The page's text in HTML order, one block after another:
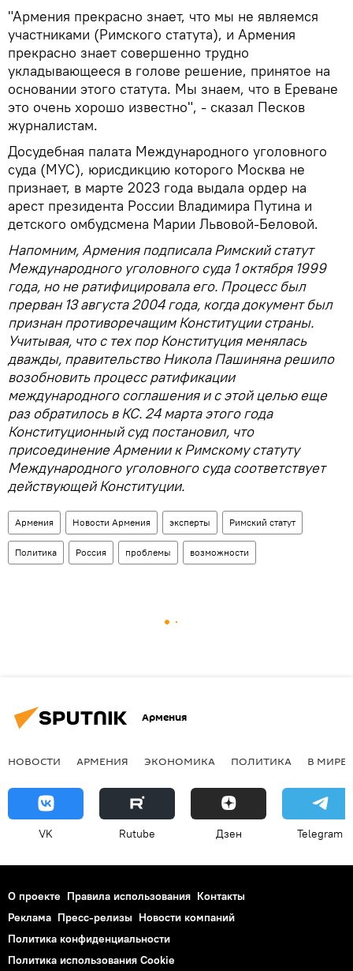
"Армения прекрасно знает, что мы не являемся
участниками (Римского статута), и Армения
прекрасно знает совершенно трудно
укладывающееся в голове решение, принятое на
основании этого статута. Мы знаем, что в Ереване
это очень хорошо известно", - сказал Песков
журналистам.
Досудебная палата Международного уголовного
суда (МУС), юрисдикцию которого Москва не
признает, в марте 2023 года выдала ордер на
арест президента России Владимира Путина и
детского омбудсмена Марии Львовой-Беловой.
Напомним, Армения подписала Римский статут
Международного уголовного суда 1 октября 1999
года, но не ратифицировала его. Процесс был
прерван 13 августа 2004 года, когда документ был
признан противоречащим Конституции страны.
Учитывая, что с тех пор Конституция менялась
дважды, правительство Никола Пашиняна решило
возобновить процесс ратификации
международного соглашения и с этой целью еще
раз обратилось в КС. 24 марта этого года
Конституционный суд постановил, что
присоединение Армении к Римскому статуту
Международного уголовного суда соответствует
действующей Конституции.
Армения Новости Армения эксперты Римский статут
Политика Россия проблемы возможности
Армения
НОВОСТИ АРМЕНИЯ ЭКОНОМИКА ПОЛИТИКА В МИРЕ
VK Rutube Дзен Telegram
О проекте Правила использования Контакты
Реклама Пресс-релизы Новости компаний
Политика конфиденциальности
Политика использования Cookie